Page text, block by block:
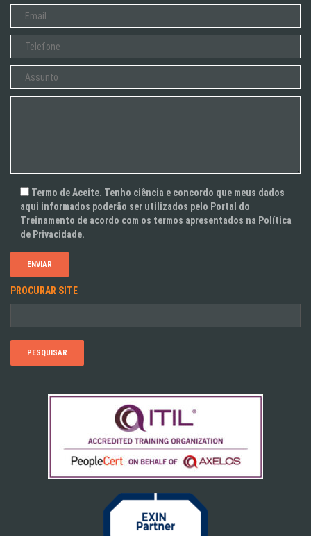
Termo de Aceite. Tenho ciência e concordo que meus dados
aqui informados poderão ser utilizados pelo Portal do
Treinamento de acordo com os termos apresentados na Política
de Privacidade.
PROCURAR SITE